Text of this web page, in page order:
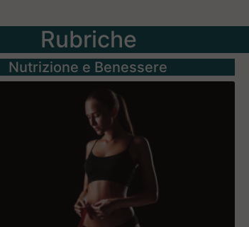
Rubriche
Nutrizione e Benessere